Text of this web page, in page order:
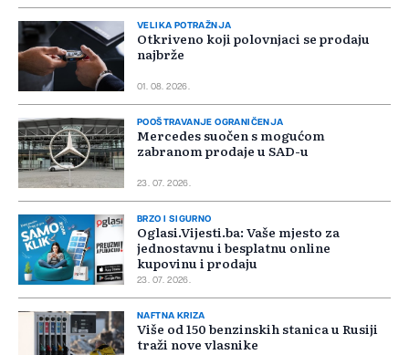
VELIKA POTRAŽNJA
Otkriveno koji polovnjaci se prodaju
najbrže
01. 08. 2026.
POOŠTRAVANJE OGRANIČENJA
Mercedes suočen s mogućom
zabranom prodaje u SAD-u
23. 07. 2026.
BRZO I SIGURNO
Oglasi.Vijesti.ba: Vaše mjesto za
jednostavnu i besplatnu online
kupovinu i prodaju
23. 07. 2026.
NAFTNA KRIZA
Više od 150 benzinskih stanica u Rusiji
traži nove vlasnike